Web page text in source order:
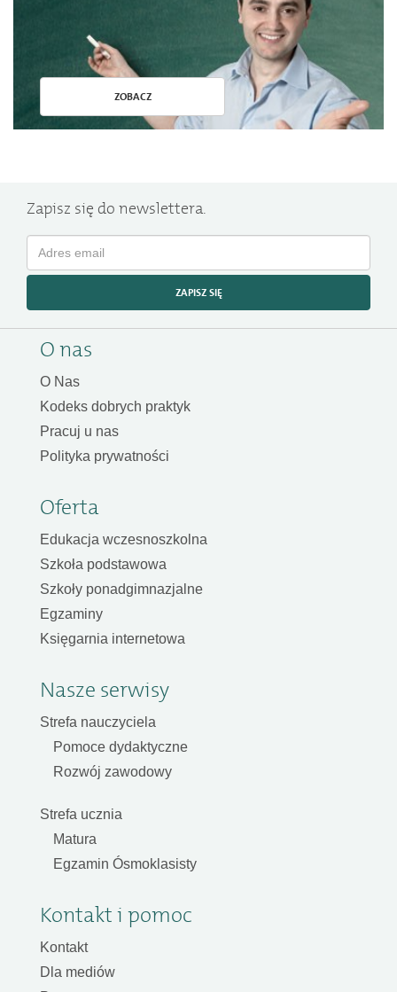
ZOBACZ
Zapisz się do newslettera.
ZAPISZ SIĘ
O nas
O Nas
Kodeks dobrych praktyk
Pracuj u nas
Polityka prywatności
Oferta
Edukacja wczesnoszkolna
Szkoła podstawowa
Szkoły ponadgimnazjalne
Egzaminy
Księgarnia internetowa
Nasze serwisy
Strefa nauczyciela
Pomoce dydaktyczne
Rozwój zawodowy
Strefa ucznia
Matura
Egzamin Ósmoklasisty
Kontakt i pomoc
Kontakt
Dla mediów